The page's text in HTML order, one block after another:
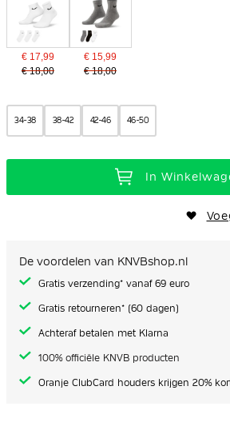
€ 17,99
€ 18,00
€ 15,99
€ 18,00
34-38 38-42 42-46 46-50
In
De voordelen van KNVBshop.nl
Gratis verzending* vanaf 69 euro
Gratis retourneren* (60 dagen)
Achteraf betalen met Klarna
100% officiële KNVB producten
Oranje ClubCard houders krijgen 20%